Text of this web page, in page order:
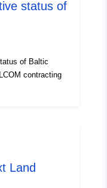
status of
of Baltic
contracting
Land